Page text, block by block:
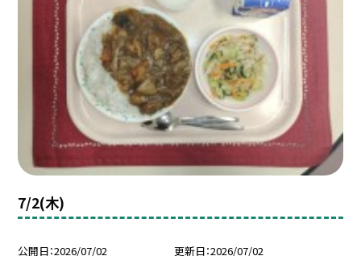
7/2(木)
公開日 2026/07/02 更新日 2026/07/02